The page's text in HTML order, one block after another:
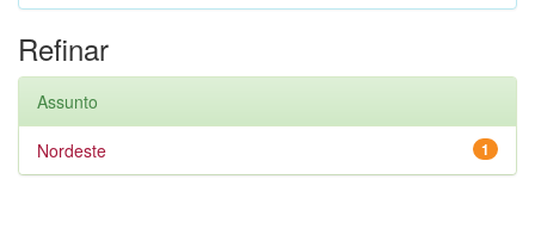
Refinar
Assunto
1
Nordeste